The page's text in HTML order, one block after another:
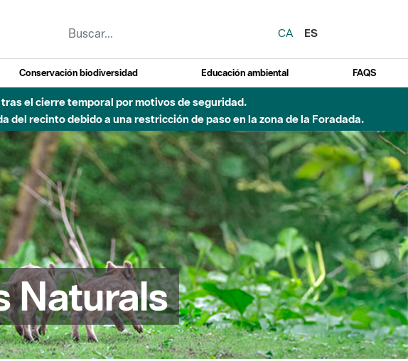
CA
ES
Conservación biodiversidad Educación ambiental FAQS
el cierre temporal por motivos de seguridad.
recinto debido a una restricción de paso en la zona de la Foradada.
Naturals